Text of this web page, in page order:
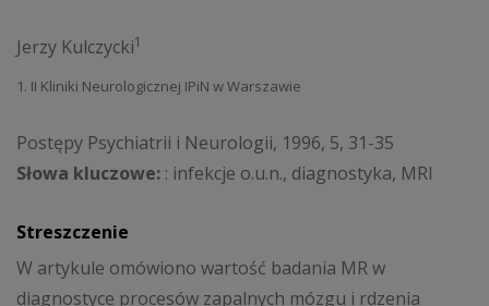
Jerzy Kulczycki1
1. II Kliniki Neurologicznej IPiN w Warszawie
Postępy Psychiatrii i Neurologii, 1996, 5, 31-35
Słowa kluczowe: : infekcje o.u.n., diagnostyka, MRI
Streszczenie
W artykule omówiono wartość badania MR w
diagnostyce procesów zapalnych mózgu i rdzenia